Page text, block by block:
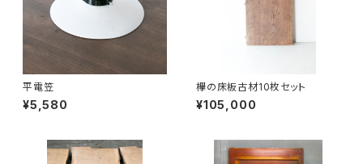
平電笠
¥5,580
欅の床板古材10枚セット
¥105,000